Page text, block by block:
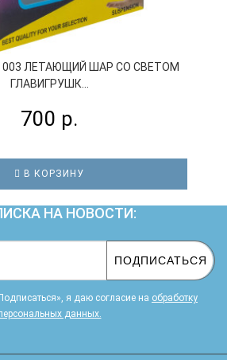
ЛЕТАЮЩИЙ ШАР СО СВЕТОМ
ГЛАВИГРУШК...
700 р.
В КОРЗИНУ
НА НОВОСТИ:
ПОДПИСАТЬСЯ
я даю cогласие на обработку
данных.